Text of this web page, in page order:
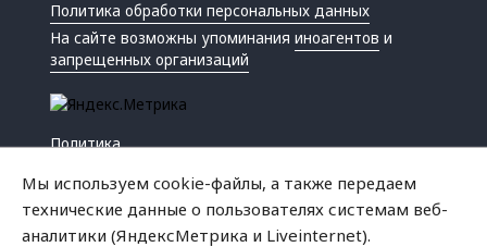
Политика обработки персональных данных
На сайте возможны упоминанияиноагентов и
запрещенных организаций
Политика
Мы используем cookie-файлы, а также передаем
технические данные о пользователях системам веб-
аналитики (ЯндексМетрика и Liveinternet).